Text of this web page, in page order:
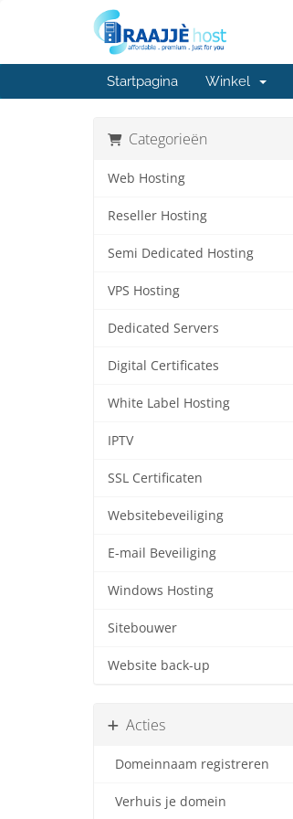
Startpagina Winkel
Categorieën
Web Hosting
Reseller Hosting
Semi Dedicated Hosting
VPS Hosting
Dedicated Servers
Digital Certificates
White Label Hosting
IPTV
SSL Certificaten
Websitebeveiliging
E-mail Beveiliging
Windows Hosting
Sitebouwer
Website back-up
Acties
Domeinnaam registreren
Verhuis je domein